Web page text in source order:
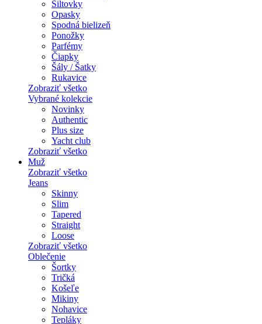
Šiltovky
Opasky
Spodná bielizeň
Ponožky
Parfémy
Čiapky
Šály / Šatky
Rukavice
Zobraziť všetko
Vybrané kolekcie
Novinky
Authentic
Plus size
Yacht club
Zobraziť všetko
Muž
Zobraziť všetko
Jeans
Skinny
Slim
Tapered
Straight
Loose
Zobraziť všetko
Oblečenie
Šortky
Tričká
Košeľe
Mikiny
Nohavice
Tepláky